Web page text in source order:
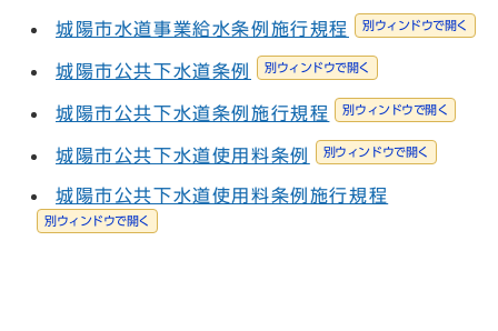
城陽市水道事業給水条例施行規程 別ウィンドウで開く
城陽市公共下水道条例 別ウィンドウで開く
城陽市公共下水道条例施行規程 別ウィンドウで開く
城陽市公共下水道使用料条例 別ウィンドウで開く
城陽市公共下水道使用料条例施行規程
別ウィンドウで開く